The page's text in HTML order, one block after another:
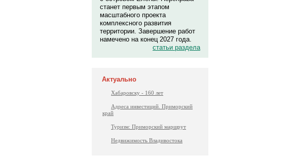
станет первым этапом
масштабного проекта
комплексного развития
территории. Завершение работ
намечено на конец 2027 года.
статьи раздела
Актуально
Хабаровску - 160 лет
Адреса инвестиций. Приморский
край
Туризм: Приморский маршрут
Недвижимость Владивостока